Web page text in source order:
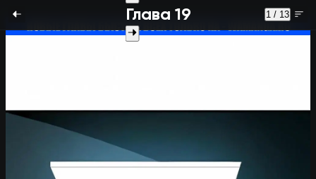
Глава 19 1 / 13